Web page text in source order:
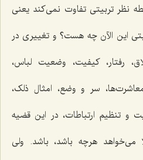
نظر تربیتی تفاوت نمی‌کند یعنی
این الآن چه هست؟ و تغییری در
رفتار، کیفیت، وضعیت لباس،
سر و وضع، امثال ذلک،
و تنظیم ارتباطات، در این قضیه
هرچه باشد، باشد. ولی